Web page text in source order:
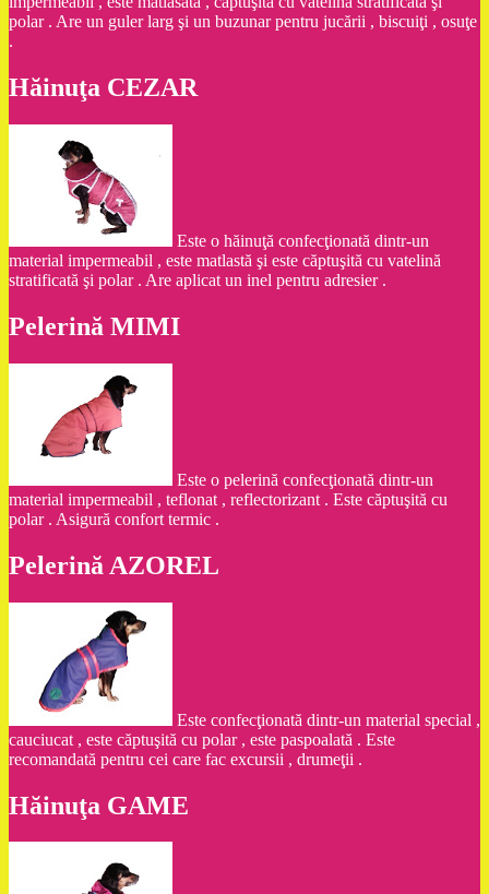
polar . Are un guler larg şi un buzunar pentru jucării , biscuiţi , osuţe
.
Hăinuţa CEZAR
Este o hăinuţă confecţionată dintr-un
material impermeabil , este matlastă şi este căptuşită cu vatelină
stratificată şi polar . Are aplicat un inel pentru adresier .
Pelerină MIMI
Este o pelerină confecţionată dintr-un
material impermeabil , teflonat , reflectorizant . Este căptuşită cu
polar . Asigură confort termic .
Pelerină AZOREL
Este confecţionată dintr-un material special ,
cauciucat , este căptuşită cu polar , este paspoalată . Este
recomandată pentru cei care fac excursii , drumeţii .
Hăinuţa GAME